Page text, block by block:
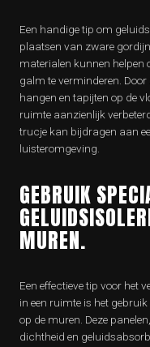
Een handige tip om
plaatsen van zware
materialen kunnen helpen
galm te verminderen.
hangen en tapijten op de
ruimte aanzienlijk
trucje kan bijdragen aan
luisteromgeving.
GEBRUIK
MUREN.
Een effectieve tip voor het
in een ruimte is het
op de muren. Deze
dichtheid en